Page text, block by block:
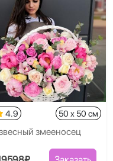
4.9 50 x 50 см
змееносец